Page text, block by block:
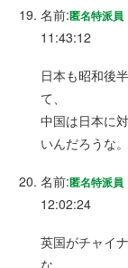
名前:匿名特派員
11:43:12
日本も昭和後
て、
中国は日本に
いんだろうな。
名前:匿名特派員
12:02:24
英国がチャイ
な。